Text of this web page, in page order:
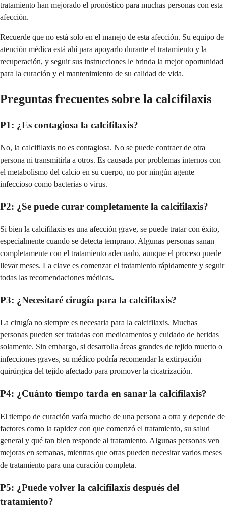
tratamiento han mejorado el pronóstico para muchas personas con esta
afección.
Recuerde que no está solo en el manejo de esta afección. Su equipo de
atención médica está ahí para apoyarlo durante el tratamiento y la
recuperación, y seguir sus instrucciones le brinda la mejor oportunidad
para la curación y el mantenimiento de su calidad de vida.
Preguntas frecuentes sobre la calcifilaxis
P1: ¿Es contagiosa la calcifilaxis?
No, la calcifilaxis no es contagiosa. No se puede contraer de otra
persona ni transmitirla a otros. Es causada por problemas internos con
el metabolismo del calcio en su cuerpo, no por ningún agente
infeccioso como bacterias o virus.
P2: ¿Se puede curar completamente la calcifilaxis?
Si bien la calcifilaxis es una afección grave, se puede tratar con éxito,
especialmente cuando se detecta temprano. Algunas personas sanan
completamente con el tratamiento adecuado, aunque el proceso puede
llevar meses. La clave es comenzar el tratamiento rápidamente y seguir
todas las recomendaciones médicas.
P3: ¿Necesitaré cirugía para la calcifilaxis?
La cirugía no siempre es necesaria para la calcifilaxis. Muchas
personas pueden ser tratadas con medicamentos y cuidado de heridas
solamente. Sin embargo, si desarrolla áreas grandes de tejido muerto o
infecciones graves, su médico podría recomendar la extirpación
quirúrgica del tejido afectado para promover la cicatrización.
P4: ¿Cuánto tiempo tarda en sanar la calcifilaxis?
El tiempo de curación varía mucho de una persona a otra y depende de
factores como la rapidez con que comenzó el tratamiento, su salud
general y qué tan bien responde al tratamiento. Algunas personas ven
mejoras en semanas, mientras que otras pueden necesitar varios meses
de tratamiento para una curación completa.
P5: ¿Puede volver la calcifilaxis después del
tratamiento?